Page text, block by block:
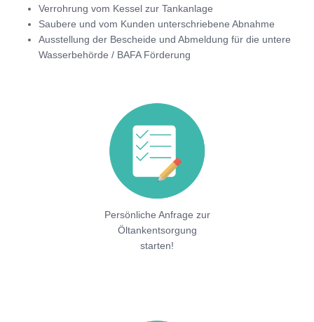
Verrohrung vom Kessel zur Tankanlage
Saubere und vom Kunden unterschriebene Abnahme
Ausstellung der Bescheide und Abmeldung für die untere
Wasserbehörde / BAFA Förderung
Persönliche Anfrage zur
Öltankentsorgung
starten!